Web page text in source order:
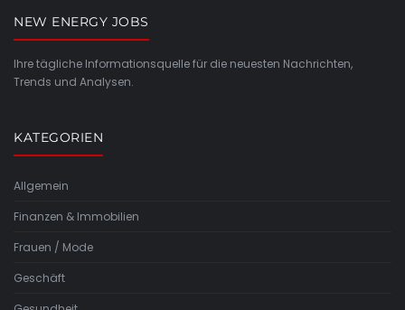
NEW ENERGY JOBS
Ihre tägliche Informationsquelle für die neuesten Nachrichten,
Trends und Analysen.
KATEGORIEN
Allgemein
Finanzen & Immobilien
Frauen / Mode
Geschäft